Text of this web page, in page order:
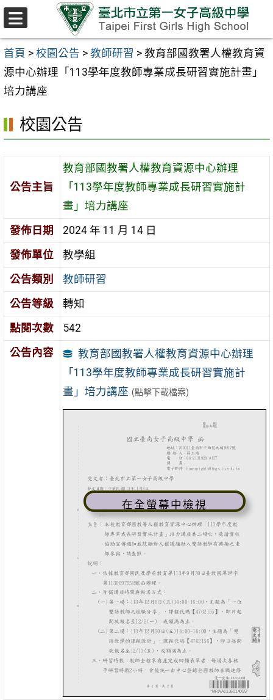
跳至主要內容區
首頁 > 校園公告 > 教師研習 > 教育部國教署人權教育資
源中心辦理「113學年度教師專業成長研習實施計畫」
培力講座
校園公告
公告主旨
教育部國教署人權教育資源中心辦理
「113學年度教師專業成長研習實施計
畫」培力講座
發佈日期
2024 年 11 月 14 日
發佈單位
教學組
公告類別
教師研習
公告等級
轉知
點閱次數
542
公告內容
教育部國教署人權教育資源中心辦理
「113學年度教師專業成長研習實施計
畫」培力講座 (點擊下載檔案)
在全螢幕中檢視
選
單